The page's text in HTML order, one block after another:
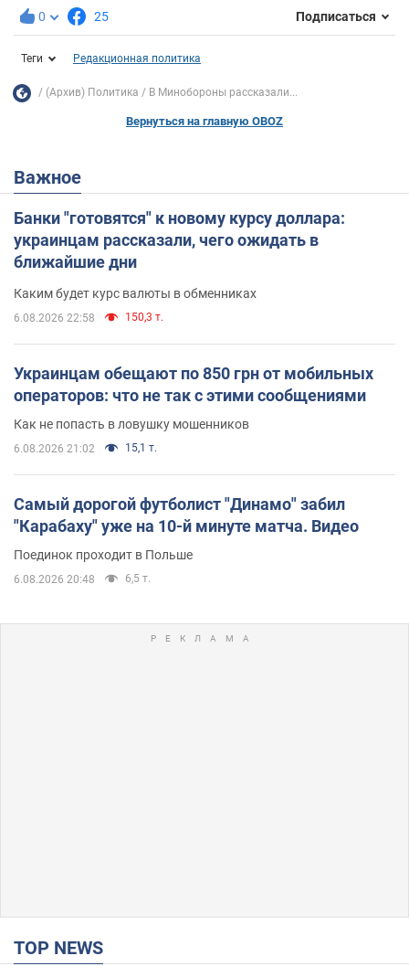
0 25 Подписаться
Теги Редакционная политика
(Архив) Политика В Минобороны рассказали...
Вернуться на главную OBOZ
Важное
Банки "готовятся" к новому курсу доллара:
украинцам рассказали, чего ожидать в
ближайшие дни
Каким будет курс валюты в обменниках
6.08.2026 22:58 150,3 т.
Украинцам обещают по 850 грн от мобильных
операторов: что не так с этими сообщениями
Как не попасть в ловушку мошенников
6.08.2026 21:02 15,1 т.
Самый дорогой футболист "Динамо" забил
"Карабаху" уже на 10-й минуте матча. Видео
Поединок проходит в Польше
6.08.2026 20:48 6,5 т.
TOP NEWS